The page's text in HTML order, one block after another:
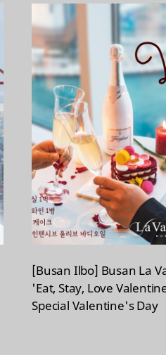
[Busan Ilbo] Busan La
'Eat, Stay, Love
Special Valentine's Day